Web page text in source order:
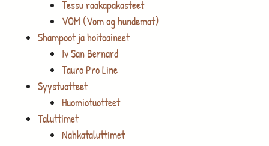
Tessu raakapakasteet
VOM (Vom og hundemat)
Shampoot ja hoitoaineet
Iv San Bernard
Tauro Pro Line
Syystuotteet
Huomiotuotteet
Taluttimet
Nahkataluttimet